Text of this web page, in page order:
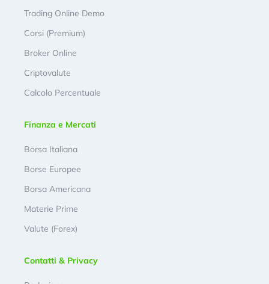
Trading Online Demo
Corsi (Premium)
Broker Online
Criptovalute
Calcolo Percentuale
Finanza e Mercati
Borsa Italiana
Borse Europee
Borsa Americana
Materie Prime
Valute (Forex)
Contatti & Privacy